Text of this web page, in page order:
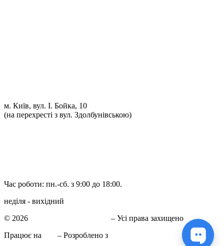
м. Київ, вул. І. Бойка, 10
(на перехресті з вул. Здолбунівською)
Час роботи: пн.-сб. з 9:00 до 18:00.
неділя - вихідний
© 2026
– Усі права захищено
Працює на
– Розроблено з